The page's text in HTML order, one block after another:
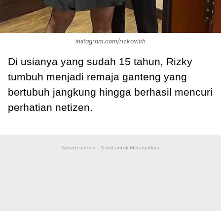
instagram.com/rizkovich
Di usianya yang sudah 15 tahun, Rizky
tumbuh menjadi remaja ganteng yang
bertubuh jangkung hingga berhasil mencuri
perhatian netizen.
Advertisement - Scroll untuk Melanjutkan